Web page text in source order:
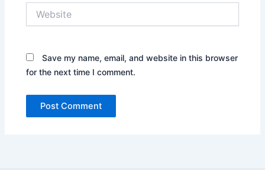
Save my name, email, and website in this browser
for the next time I comment.